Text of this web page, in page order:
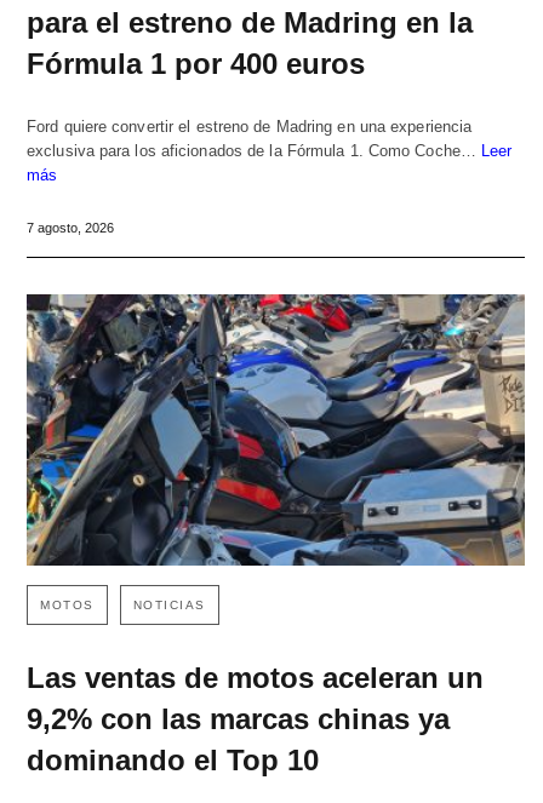
para el estreno de Madring en la
Fórmula 1 por 400 euros
Ford quiere convertir el estreno de Madring en una experiencia
exclusiva para los aficionados de la Fórmula 1. Como Coche… Leer
más
7 agosto, 2026
MOTOS NOTICIAS
Las ventas de motos aceleran un
9,2% con las marcas chinas ya
dominando el Top 10